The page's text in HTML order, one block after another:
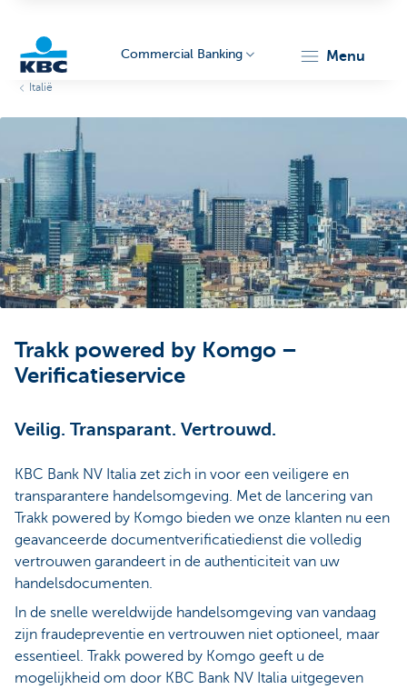
Corporate
Commercial Banking menu
Italië
Trakk powered by Komgo –
Verificatieservice
Veilig. Transparant. Vertrouwd.
KBC Bank NV Italia zet zich in voor een veiligere en
transparantere handelsomgeving. Met de lancering van
Trakk powered by Komgo bieden we onze klanten nu een
geavanceerde documentverificatiedienst die volledig
vertrouwen garandeert in de authenticiteit van uw
handelsdocumenten.
In de snelle wereldwijde handelsomgeving van vandaag
zijn fraudepreventie en vertrouwen niet optioneel, maar
essentieel. Trakk powered by Komgo geeft u de
mogelijkheid om door KBC Bank NV Italia uitgegeven